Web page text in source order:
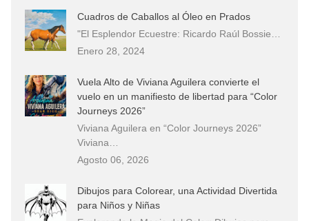
Cuadros de Caballos al Óleo en Prados
"El Esplendor Ecuestre: Ricardo Raúl Bossie…
Enero 28, 2024
Vuela Alto de Viviana Aguilera convierte el
vuelo en un manifiesto de libertad para “Color
Journeys 2026”
Viviana Aguilera en “Color Journeys 2026”
Viviana…
Agosto 06, 2026
Dibujos para Colorear, una Actividad Divertida
para Niños y Niñas